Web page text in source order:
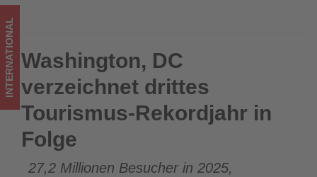
Wissen,
was
im
Tourismus
los
ist!
Washington, DC verzeichnet drittes Tourismus-Rekordjahr in
Folge
INTERNATIONAL Washington, DC
verzeichnet drittes
Tourismus-Rekordjahr in
Folge
27,2 Millionen Besucher in 2025,